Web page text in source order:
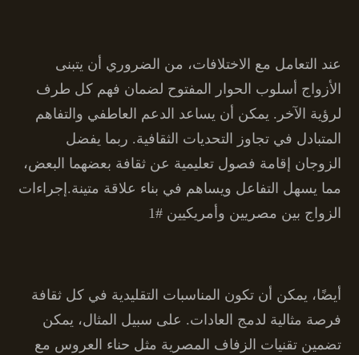
عند التعامل مع الاختلافات، من الضروري أن يتبنى
الأزواج أسلوب الحوار المفتوح لضمان فهم كل طرف
لرؤية الآخر. يمكن أن يساعد الدعم العاطفي والتفاهم
المتبادل في تجاوز التحديات الثقافية. ربما يفضل
الزوجان إقامة فصول تعليمية عن ثقافة بعضهما البعض،
مما يسهل التفاعل ويساهم في بناء علاقة متينة.إجراءات
الزواج بين مصريين وأمريكيين #1
أيضًا، يمكن أن تكون المناسبات التقليدية في كل ثقافة
فرصة مثالية لدمج العادات. على سبيل المثال، يمكن
تضمين تقنيات الزفاف المصرية مثل حناء العروس مع